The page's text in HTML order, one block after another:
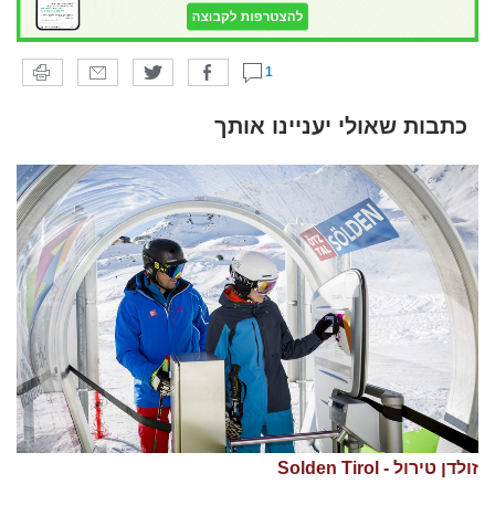
1
כתבות שאולי יעניינו אותך
זולדן טירול - Solden Tirol